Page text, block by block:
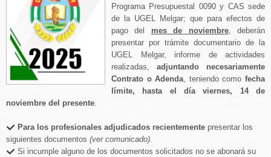
Programa Presupuestal 0090 y CAS sede
de la UGEL Melgar; que para efectos de
pago del mes de noviembre, deberán
presentar por trámite documentario de la
UGEL Melgar, informe de actividades
realizadas, adjuntando necesariamente
Contrato o Adenda, teniendo comofecha
límite, hasta el día viernes, 14 de
noviembre del presente.
Para los profesionales adjudicados recientemente presentar los
siguientes documentos (ver comunicado).
Si incumple alguno de los documentos solicitados no se abonará su